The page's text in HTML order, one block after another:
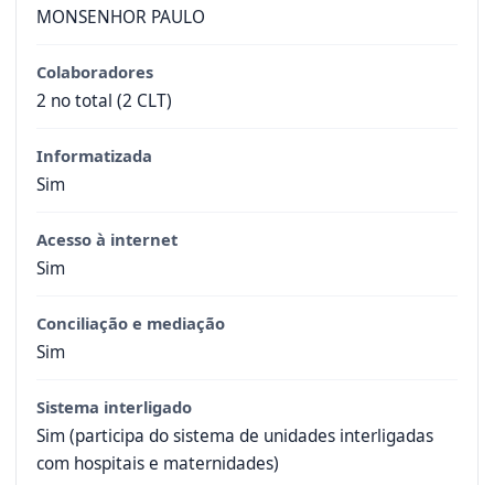
MONSENHOR PAULO
Colaboradores
2 no total (2 CLT)
Informatizada
Sim
Acesso à internet
Sim
Conciliação e mediação
Sim
Sistema interligado
Sim (participa do sistema de unidades interligadas
com hospitais e maternidades)